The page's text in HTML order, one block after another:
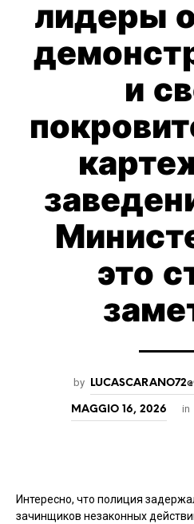
лидеры
и
это
by
MAGGIO 16, 2026 in
Интересно, что полиция
зачинщиков незаконных